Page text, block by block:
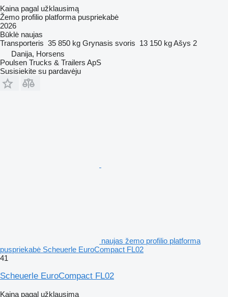
Kaina pagal užklausimą
Žemo profilio platforma puspriekabė
2026
Būklė naujas
Transporteris 35 850 kg Grynasis svoris 13 150 kgAšys 2
Danija, Horsens
Poulsen Trucks & Trailers ApS
Susisiekite su pardavėju
naujas žemo profilio platforma
puspriekabė Scheuerle EuroCompact FL02
41
Scheuerle EuroCompact FL02
Kaina pagal užklausimą